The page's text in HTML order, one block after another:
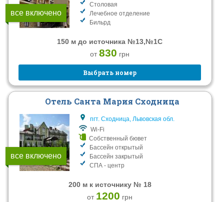
все включено
Столовая
Лечебное отделение
Бильрд
150 м до источника №13,№1С
от830 грн
Выбрать номер
все включено
Отель Санта Мария Сходница
пгт. Сходница, Львовская обл.
Wi-Fi
Собственный бювет
Бассейн открытый
Бассейн закрытый
СПА - центр
200 м к источнику № 18
от 1200 грн